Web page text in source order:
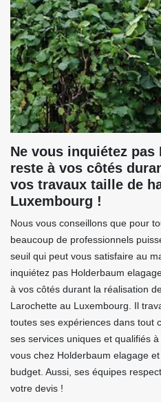
Ne vous inquiétez pas
reste à vos côtés
vos travaux taille de
Luxembourg !
Nous vous conseillons que pour
beaucoup de professionnels
seuil qui peut vous satisfaire au
inquiétez pas Holderbaum
à vos côtés durant la réalisation
Larochette au Luxembourg. Il
toutes ses expériences dans tout
ses services uniques et qualifiés
vous chez Holderbaum elagage
budget. Aussi, ses équipes
votre devis !